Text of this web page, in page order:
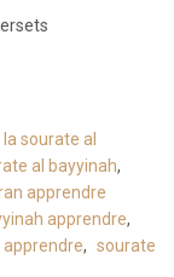
sourate al
al bayyinah,
apprendre
apprendre,
, sourate